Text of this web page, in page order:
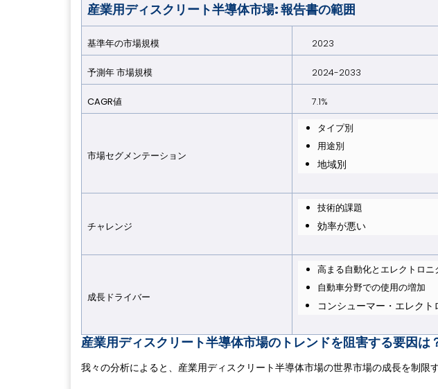
産業用ディスクリート半導体市場: 報告書の範囲
基準年の市場規模 2023
予測年 市場規模 2024-2033
CAGR値 7.1%
市場セグメンテーション
タイプ別
用途別
地域別
チャレンジ
技術的課題
効率が悪い
成長ドライバー
高まる自動化とエレクトロニ
自動車分野での使用の増加
コンシューマー・エレクト
産業用ディスクリート半導体市場のトレンドを阻害する要因は
我々の分析によると、産業用ディスクリート半導体市場の世界市場の成長を制限